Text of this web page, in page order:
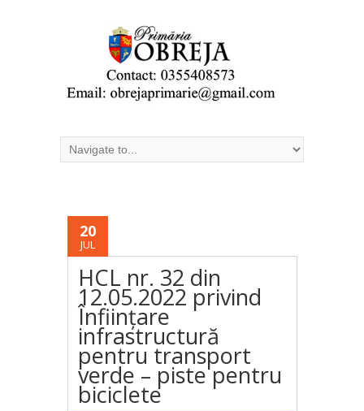
20
JUL
HCL nr. 32 din
12.05.2022 privind
Înființare
infrastructură
pentru transport
verde – piste pentru
biciclete